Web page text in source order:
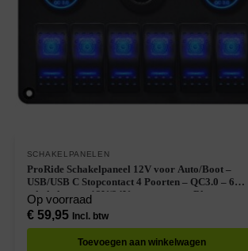
SCHAKELPANELEN
ProRide Schakelpaneel 12V voor Auto/Boot –
USB/USB C Stopcontact 4 Poorten – QC3.0 – 6
schakelaars + 12V/24V stopcontact – Blauw
Op voorraad
€59,95 Incl. btw
Toevoegen aan winkelwagen